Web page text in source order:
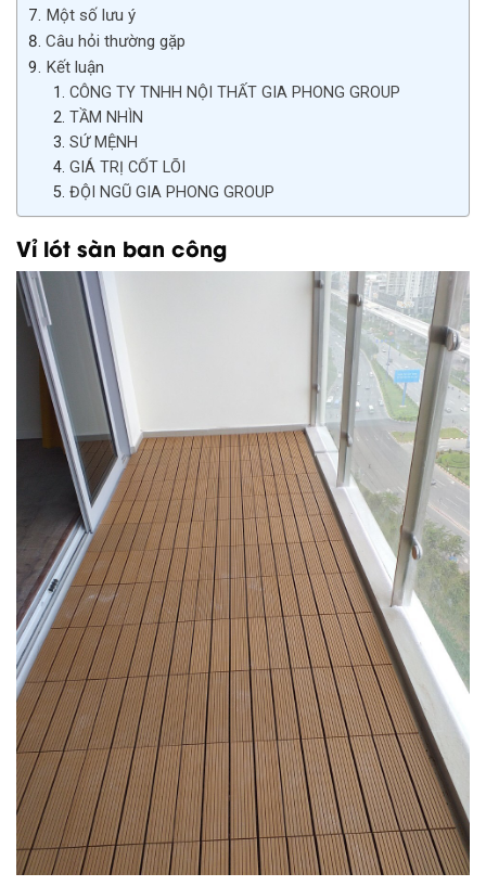
Một số lưu ý
Câu hỏi thường gặp
Kết luận
CÔNG TY TNHH NỘI THẤT GIA PHONG GROUP
TẦM NHÌN
SỨ MỆNH
GIÁ TRỊ CỐT LÕI
ĐỘI NGŨ GIA PHONG GROUP
Vỉ lót sàn ban công